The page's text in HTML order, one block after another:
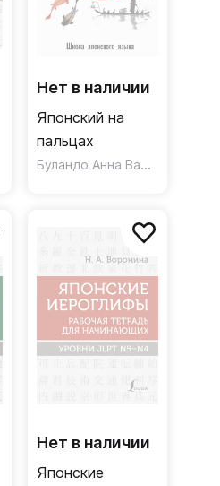
Нет в наличии
Японский на
пальцах
Буландо Анна Вадимовна
Нет в наличии
Японские